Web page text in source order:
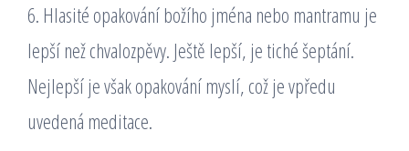
6. Hlasité opakování božího jména nebo mantramu je
lepší než chvalozpěvy. Ještě lepší, je tiché šeptání.
Nejlepší je však opakování myslí, což je vpředu
uvedená meditace.